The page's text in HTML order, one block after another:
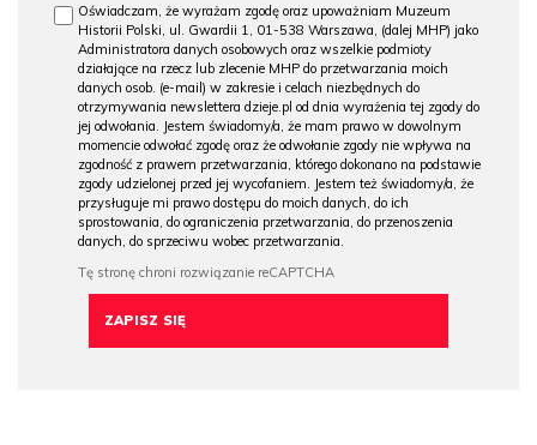
Oświadczam, że wyrażam zgodę oraz upoważniam Muzeum
Historii Polski, ul. Gwardii 1, 01-538 Warszawa, (dalej MHP) jako
Administratora danych osobowych oraz wszelkie podmioty
działające na rzecz lub zlecenie MHP do przetwarzania moich
danych osob. (e-mail) w zakresie i celach niezbędnych do
otrzymywania newslettera dzieje.pl od dnia wyrażenia tej zgody do
jej odwołania. Jestem świadomy/a, że mam prawo w dowolnym
momencie odwołać zgodę oraz że odwołanie zgody nie wpływa na
zgodność z prawem przetwarzania, którego dokonano na podstawie
zgody udzielonej przed jej wycofaniem. Jestem też świadomy/a, że
przysługuje mi prawo dostępu do moich danych, do ich
sprostowania, do ograniczenia przetwarzania, do przenoszenia
danych, do sprzeciwu wobec przetwarzania.